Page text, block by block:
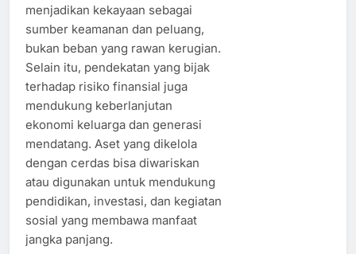
menjadikan kekayaan sebagai
sumber keamanan dan peluang,
bukan beban yang rawan kerugian.
Selain itu, pendekatan yang bijak
terhadap risiko finansial juga
mendukung keberlanjutan
ekonomi keluarga dan generasi
mendatang. Aset yang dikelola
dengan cerdas bisa diwariskan
atau digunakan untuk mendukung
pendidikan, investasi, dan kegiatan
sosial yang membawa manfaat
jangka panjang.